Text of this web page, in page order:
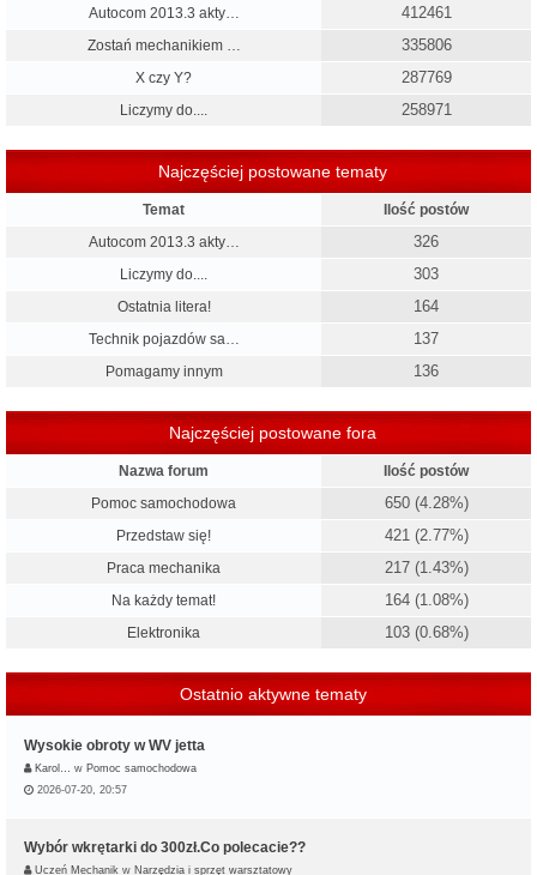
Autocom 2013.3 akty… 412461
Zostań mechanikiem … 335806
X czy Y? 287769
Liczymy do.... 258971
Najczęściej postowane tematy
Temat
Ilość postów
Autocom 2013.3 akty…
326
Liczymy do.... 303
Ostatnia litera! 164
Technik pojazdów sa… 137
Pomagamy innym 136
Najczęściej postowane fora
Nazwa forum
Ilość postów
Pomoc samochodowa
650 (4.28%)
Przedstaw się! 421 (2.77%)
Praca mechanika 217 (1.43%)
Na każdy temat! 164 (1.08%)
Elektronika 103 (0.68%)
Ostatnio aktywne tematy
Wysokie obroty w WV jetta
Karol… w Pomoc samochodowa
2026-07-20, 20:57
Wybór wkrętarki do 300zł.Co polecacie??
Uczeń Mechanik w Narzędzia i sprzęt warsztatowy